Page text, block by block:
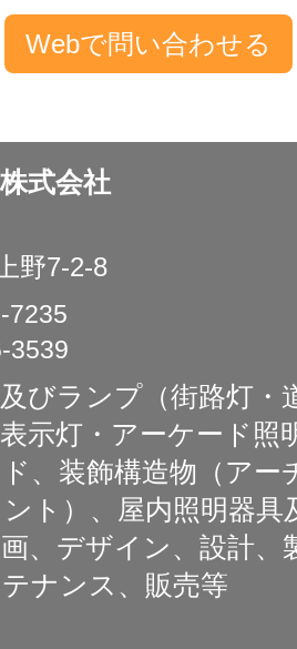
式会社
野7-2-8
7235
3539
びランプ（街路灯・
示灯・アーケード照
、装飾構造物（アー
ト）、屋内照明器具
、デザイン、設計、
ナンス、販売等